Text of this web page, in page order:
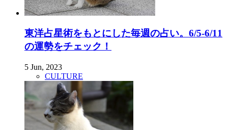
東洋占星術をもとにした毎週の占い。6/5-6/11
の運勢をチェック！
5 Jun, 2023
CULTURE